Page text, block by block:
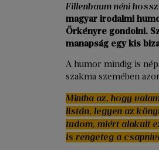
Fillenbaum néni
magyar irodalmi
Örkényre gondolni.
manapság egy kis
A humor mindig is
szakma szemében
Mintha az, hogy
listán, legyen az
tudom, miért alakult
is rengeteg a